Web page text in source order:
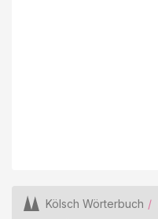
Kölsch Wörterbuch